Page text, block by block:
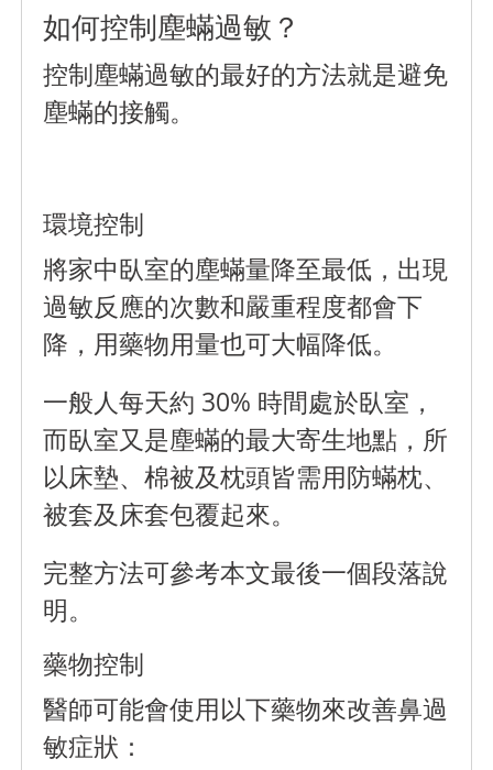
如何控制塵蟎過敏？
控制塵蟎過敏的最好的方法就是避免
塵蟎的接觸。
環境控制
將家中臥室的塵蟎量降至最低，出現
過敏反應的次數和嚴重程度都會下
降，用藥物用量也可大幅降低。
一般人每天約 30% 時間處於臥室，
而臥室又是塵蟎的最大寄生地點，所
以床墊、棉被及枕頭皆需用防蟎枕、
被套及床套包覆起來。
完整方法可參考本文最後一個段落說
明。
藥物控制
醫師可能會使用以下藥物來改善鼻過
敏症狀：